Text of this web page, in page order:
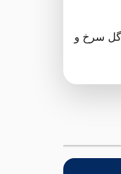
گل سرخ و